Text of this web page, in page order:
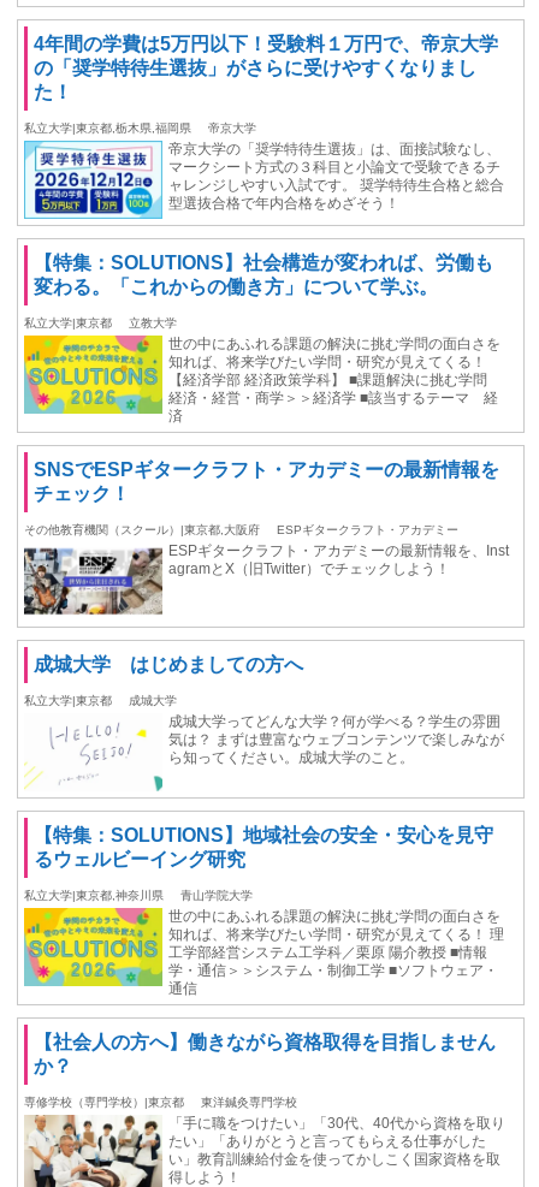
4年間の学費は5万円以下！受験料１万円で、帝京大学
の「奨学特待生選抜」がさらに受けやすくなりまし
た！
私立大学|東京都,栃木県,福岡県 帝京大学
帝京大学の「奨学特待生選抜」は、面接試験なし、
マークシート方式の３科目と小論文で受験できるチ
ャレンジしやすい入試です。 奨学特待生合格と総合
型選抜合格で年内合格をめざそう！
【特集：SOLUTIONS】社会構造が変われば、労働も
変わる。「これからの働き方」について学ぶ。
私立大学|東京都 立教大学
世の中にあふれる課題の解決に挑む学問の面白さを
知れば、将来学びたい学問・研究が見えてくる！
【経済学部 経済政策学科】 ■課題解決に挑む学問
経済・経営・商学＞＞経済学 ■該当するテーマ 経
済
SNSでESPギタークラフト・アカデミーの最新情報を
チェック！
その他教育機関（スクール）|東京都,大阪府 ESPギタークラフト・アカデミー
ESPギタークラフト・アカデミーの最新情報を、Inst
agramとX（旧Twitter）でチェックしよう！
成城大学 はじめましての方へ
私立大学|東京都 成城大学
成城大学ってどんな大学？何が学べる？学生の雰囲
気は？ まずは豊富なウェブコンテンツで楽しみなが
ら知ってください。成城大学のこと。
【特集：SOLUTIONS】地域社会の安全・安心を見守
るウェルビーイング研究
私立大学|東京都,神奈川県 青山学院大学
世の中にあふれる課題の解決に挑む学問の面白さを
知れば、将来学びたい学問・研究が見えてくる！ 理
工学部経営システム工学科／栗原 陽介教授 ■情報
学・通信＞＞システム・制御工学 ■ソフトウェア・
通信
【社会人の方へ】働きながら資格取得を目指しません
か？
専修学校（専門学校）|東京都 東洋鍼灸専門学校
「手に職をつけたい」「30代、40代から資格を取り
たい」「ありがとうと言ってもらえる仕事がした
い」教育訓練給付金を使ってかしこく国家資格を取
得しよう！